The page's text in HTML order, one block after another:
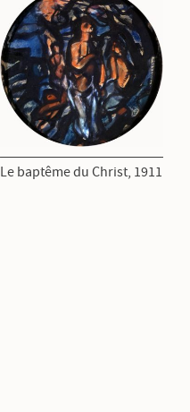
Le baptême du Christ, 1911